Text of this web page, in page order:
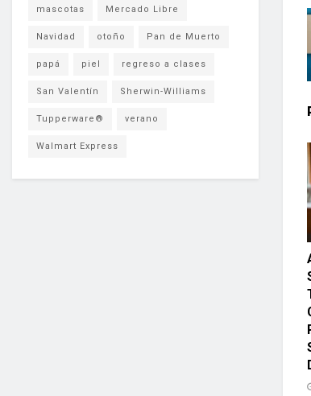
mascotas Mercado Libre
Navidad otoño Pan de Muerto
papá piel regreso a clases
San Valentín Sherwin-Williams
Tupperware® verano
Walmart Express